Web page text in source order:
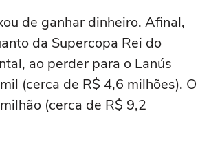
de ganhar dinheiro. Afinal,
da Supercopa Rei do
ao perder para o Lanús
(cerca de R$ 4,6 milhões). O
(cerca de R$ 9,2